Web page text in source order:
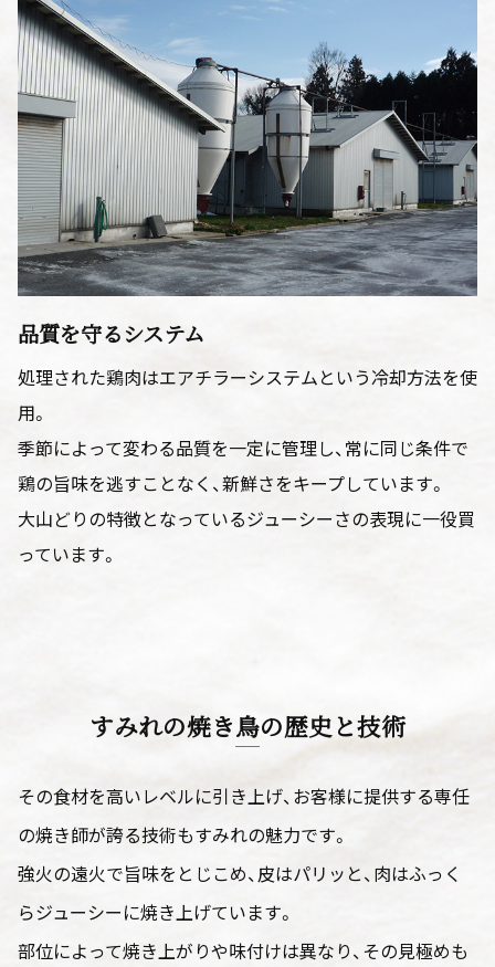
品質を守るシステム
処理された鶏肉はエアチラーシステムという冷却方法を使
用。
季節によって変わる品質を一定に管理し、常に同じ条件で
鶏の旨味を逃すことなく、新鮮さをキープしています。
大山どりの特徴となっているジューシーさの表現に一役買
っています。
すみれの焼き鳥の歴史と技術
その食材を高いレベルに引き上げ、お客様に提供する専任
の焼き師が誇る技術もすみれの魅力です。
強火の遠火で旨味をとじこめ、皮はパリッと、肉はふっく
らジューシーに焼き上げています。
部位によって焼き上がりや味付けは異なり、その見極めも